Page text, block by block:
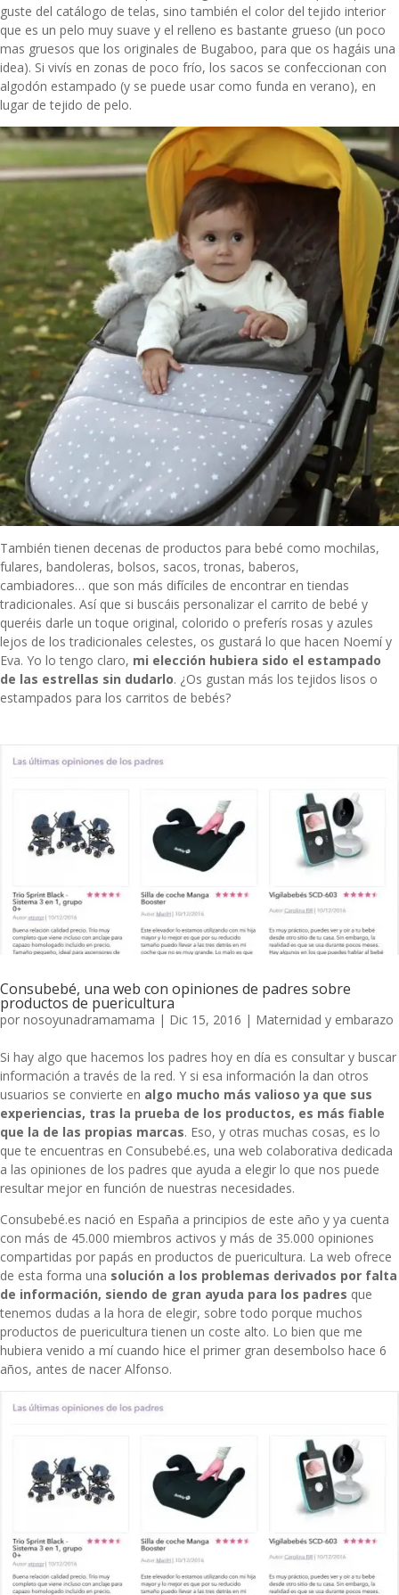
guste del catálogo de telas, sino también el color del tejido interior
que es un pelo muy suave y el relleno es bastante grueso (un poco
mas gruesos que los originales de Bugaboo, para que os hagáis una
idea). Si vivís en zonas de poco frío, los sacos se confeccionan con
algodón estampado (y se puede usar como funda en verano), en
lugar de tejido de pelo.
También tienen decenas de productos para bebé como mochilas,
fulares, bandoleras, bolsos, sacos, tronas, baberos,
cambiadores… que son más difíciles de encontrar en tiendas
tradicionales. Así que si buscáis personalizar el carrito de bebé y
queréis darle un toque original, colorido o preferís rosas y azules
lejos de los tradicionales celestes, os gustará lo que hacen Noemí y
Eva. Yo lo tengo claro, mi elección hubiera sido el estampado
de las estrellas sin dudarlo. ¿Os gustan más los tejidos lisos o
estampados para los carritos de bebés?
Consubebé, una web con opiniones de padres sobre
productos de puericultura
por nosoyunadramamama | Dic 15, 2016 | Maternidad y embarazo
Si hay algo que hacemos los padres hoy en día es consultar y buscar
información a través de la red. Y si esa información la dan otros
usuarios se convierte en algo mucho más valioso ya que sus
experiencias, tras la prueba de los productos, es más fiable
que la de las propias marcas. Eso, y otras muchas cosas, es lo
que te encuentras en Consubebé.es, una web colaborativa dedicada
a las opiniones de los padres que ayuda a elegir lo que nos puede
resultar mejor en función de nuestras necesidades.
Consubebé.es nació en España a principios de este año y ya cuenta
con más de 45.000 miembros activos y más de 35.000 opiniones
compartidas por papás en productos de puericultura. La web ofrece
de esta forma una solución a los problemas derivados por falta
de información, siendo de gran ayuda para los padres que
tenemos dudas a la hora de elegir, sobre todo porque muchos
productos de puericultura tienen un coste alto. Lo bien que me
hubiera venido a mí cuando hice el primer gran desembolso hace 6
años, antes de nacer Alfonso.